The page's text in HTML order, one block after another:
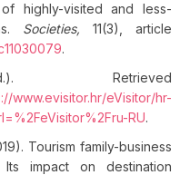
highly-visited and less-
Societies, 11(3), article
.
Retrieved
www.evisitor.hr/eVisitor/hr-
RU.
Tourism family-business
impact on destination